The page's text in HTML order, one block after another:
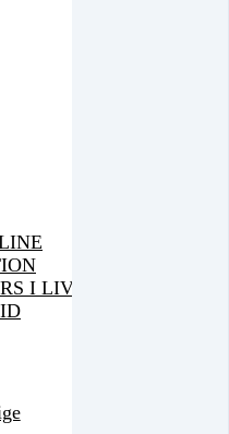
I LIVSGLÄDJE ON-